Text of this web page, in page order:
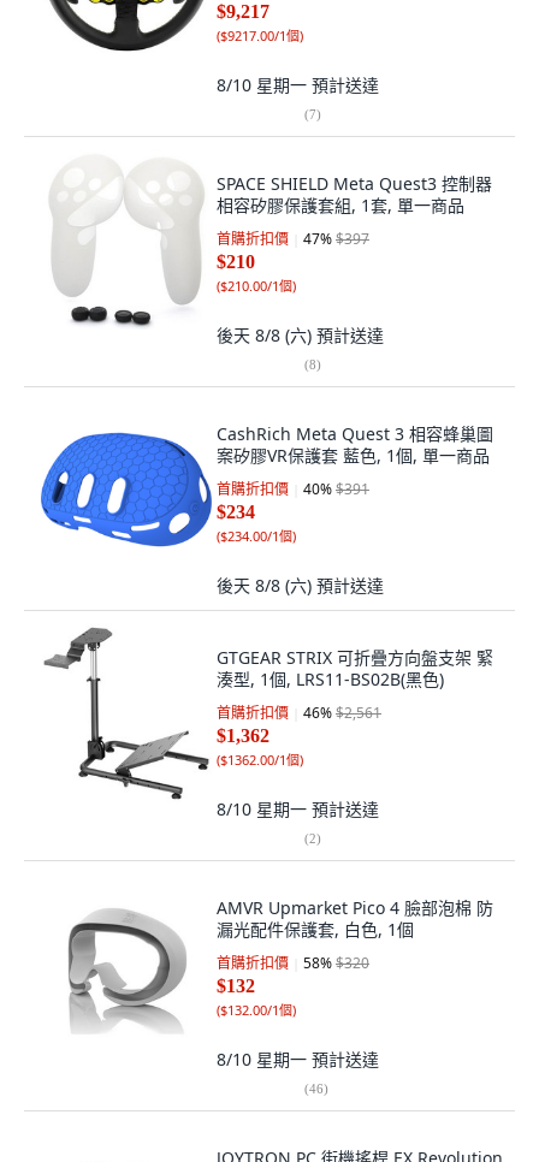
$9,217
($9217.00/1個)
8/10 星期一 預計送達
(7)
SPACE SHIELD Meta Quest3 控制器
相容矽膠保護套組, 1套, 單一商品
首購折扣價 47%$397
$210
($210.00/1個)
後天 8/8 (六) 預計送達
(8)
CashRich Meta Quest 3 相容蜂巢圖
案矽膠VR保護套 藍色, 1個, 單一商品
首購折扣價 40%$391
$234
($234.00/1個)
後天 8/8 (六) 預計送達
GTGEAR STRIX 可折疊方向盤支架 緊
湊型, 1個, LRS11-BS02B(黑色)
首購折扣價 46%$2,561
$1,362
($1362.00/1個)
8/10 星期一 預計送達
(2)
AMVR Upmarket Pico 4 臉部泡棉 防
漏光配件保護套, 白色, 1個
首購折扣價 58%$320
$132
($132.00/1個)
8/10 星期一 預計送達
(46)